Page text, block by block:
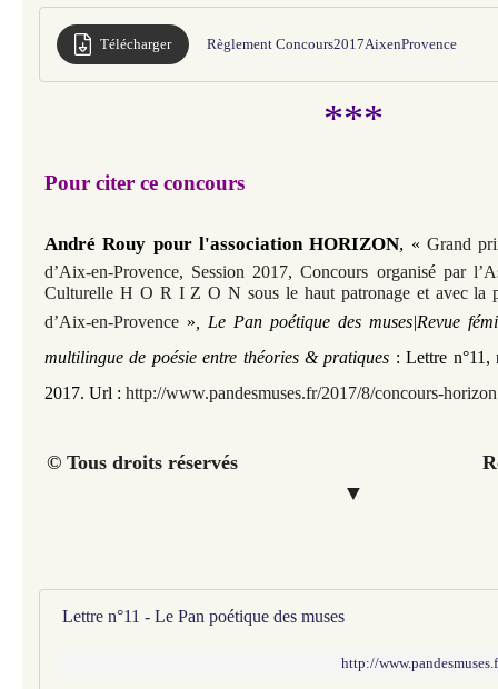
Télécharger Règlement Concours2017AixenProvence
***
Pour citer ce concours
André Rouy pour l'association HORIZON, «Grand
d’Aix-en-Provence, Session 2017, Concours organisé par
Culturelle H O R I Z O N sous le haut patronage et avec la
d’Aix-en-Provence » , Le Pan poétique des muses|Revue
multilingue de poésie entre théories & pratiques : Lettre n°11 ,
2017. Url : http://www.pandesmuses.fr/2017/8/concours-
© Tous droits réservés Retour
▼
Lettre n°11 - Le Pan poétique des muses
http://